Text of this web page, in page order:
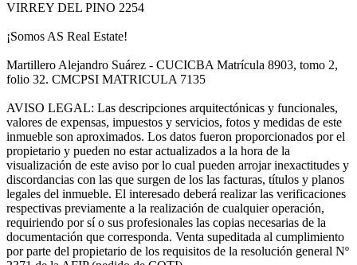
VIRREY DEL PINO 2254
¡Somos AS Real Estate!
Martillero Alejandro Suárez - CUCICBA Matrícula 8903, tomo 2,
folio 32. CMCPSI MATRICULA 7135
AVISO LEGAL: Las descripciones arquitectónicas y funcionales,
valores de expensas, impuestos y servicios, fotos y medidas de este
inmueble son aproximados. Los datos fueron proporcionados por el
propietario y pueden no estar actualizados a la hora de la
visualización de este aviso por lo cual pueden arrojar inexactitudes y
discordancias con las que surgen de los las facturas, títulos y planos
legales del inmueble. El interesado deberá realizar las verificaciones
respectivas previamente a la realización de cualquier operación,
requiriendo por sí o sus profesionales las copias necesarias de la
documentación que corresponda. Venta supeditada al cumplimiento
por parte del propietario de los requisitos de la resolución general Nº